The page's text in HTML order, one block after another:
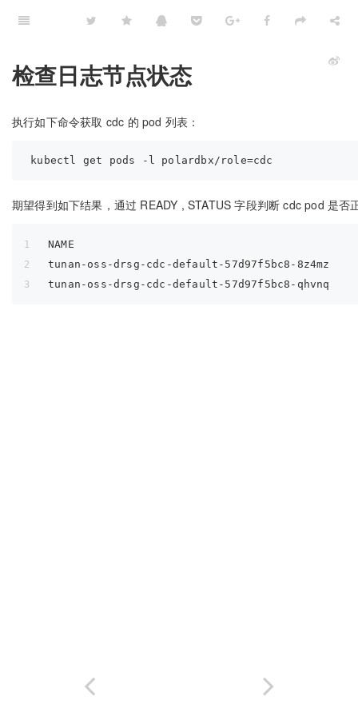
检查日志节点状态
执行如下命令获取 cdc 的 pod 列表：
期望得到如下结果，通过 READY , STATUS 字段判断 cdc pod 是否
NAME                                            READY
tunan-oss-drsg-cdc-default-57d97f5bc8-
tunan-oss-drsg-cdc-default-57d97f5bc8-